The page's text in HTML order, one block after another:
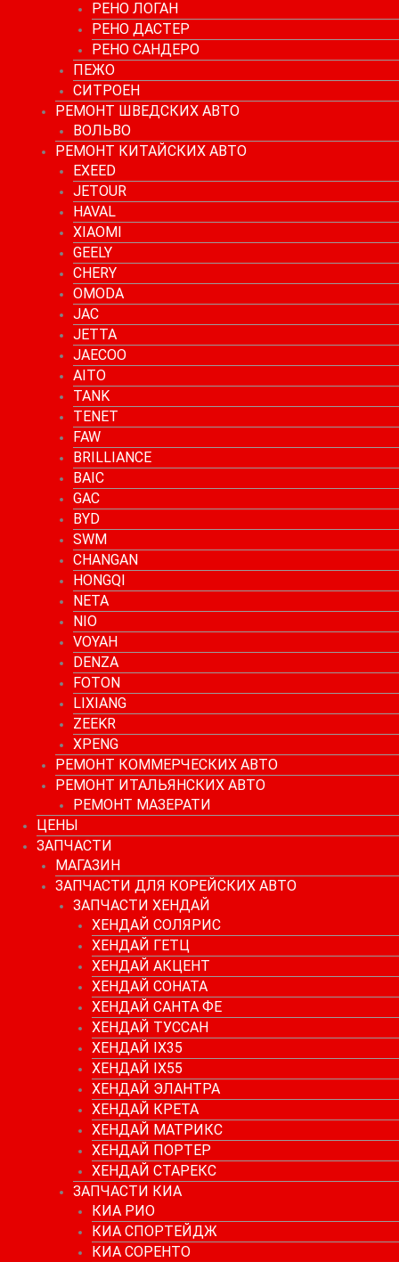
РЕНО ЛОГАН
РЕНО ДАСТЕР
РЕНО САНДЕРО
ПЕЖО
СИТРОЕН
РЕМОНТ ШВЕДСКИХ АВТО
ВОЛЬВО
РЕМОНТ КИТАЙСКИХ АВТО
EXEED
JETOUR
HAVAL
XIAOMI
GEELY
CHERY
OMODA
JAC
JETTA
JAECOO
AITO
TANK
TENET
FAW
BRILLIANCE
BAIC
GAC
BYD
SWM
CHANGAN
HONGQI
NETA
NIO
VOYAH
DENZA
FOTON
LIXIANG
ZEEKR
XPENG
РЕМОНТ КОММЕРЧЕСКИХ АВТО
РЕМОНТ ИТАЛЬЯНСКИХ АВТО
РЕМОНТ МАЗЕРАТИ
ЦЕНЫ
ЗАПЧАСТИ
МАГАЗИН
ЗАПЧАСТИ ДЛЯ КОРЕЙСКИХ АВТО
ЗАПЧАСТИ ХЕНДАЙ
ХЕНДАЙ СОЛЯРИС
ХЕНДАЙ ГЕТЦ
ХЕНДАЙ АКЦЕНТ
ХЕНДАЙ СОНАТА
ХЕНДАЙ САНТА ФЕ
ХЕНДАЙ ТУССАН
ХЕНДАЙ IX35
ХЕНДАЙ IX55
ХЕНДАЙ ЭЛАНТРА
ХЕНДАЙ КРЕТА
ХЕНДАЙ МАТРИКС
ХЕНДАЙ ПОРТЕР
ХЕНДАЙ СТАРЕКС
ЗАПЧАСТИ КИА
КИА РИО
КИА СПОРТЕЙДЖ
КИА СОРЕНТО